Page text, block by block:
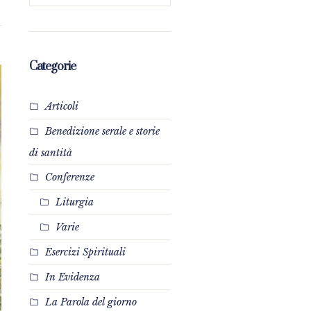
Categorie
Articoli
Benedizione serale e storie
di santità
Conferenze
Liturgia
Varie
Esercizi Spirituali
In Evidenza
La Parola del giorno